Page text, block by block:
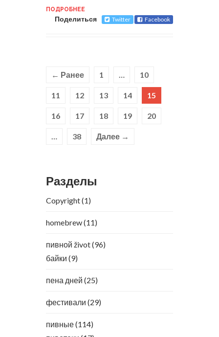
ПОДРОБНЕЕ
Поделиться Twitter Facebook
← Ранее 1 … 10
11 12 13 14 15
16 17 18 19 20
… 38 Далее →
Разделы
Copyright(1)
homebrew(11)
пивной život(96)
байки (9)
пена дней (25)
фестивали (29)
пивные(114)